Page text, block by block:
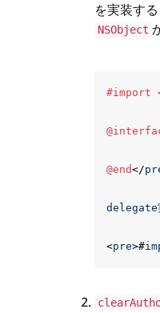
を実装す
NSObject
@end</
delegate
<pre>#